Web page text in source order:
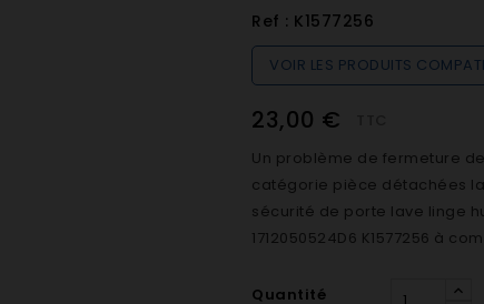
Ref : K1577256
VOIR LES PRODUITS
23,00 €
Un problème de fermeture
catégorie pièce détachées
sécurité de porte lave linge
1712050524D6 K1577256 à
Quantité